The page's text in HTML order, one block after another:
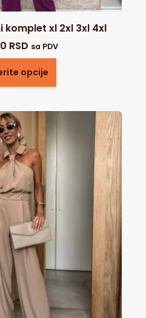
komplet xl 2xl 3xl 4xl
RSD sa PDV
opcije